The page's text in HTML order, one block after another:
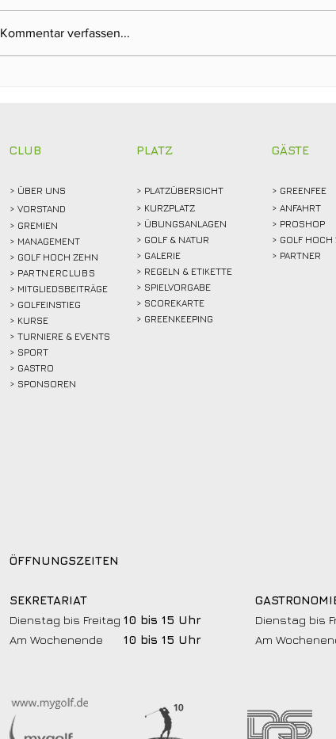
Kommentar verfassen...
CLUB
> ÜBER UNS
> VORSTAND
> GREMIEN
> MANAGEMENT
> GOLF HOCH ZEHN
> PARTNERCLUBS
> MITGLIEDSBEITRÄGE
> GOLFEINSTIEG
> KURSE
> TURNIERE & EVENTS
> SPORT
> GASTRO
> SPONSOREN
PLATZ
> PLATZÜBERSICHT
> KURZPLATZ
> ÜBUNGSANLAGEN
> GOLF & NATUR
> GALERIE
> REGELN & ETIKETTE
> SPIELVORGABE
> SCOREKARTE
> GREENKEEPING
GÄSTE
> GREENFEE
> ANFAHRT
> PROSHOP
> GOLF HOCH
> PARTNER
ÖFFNUNGSZEITEN
SEKRETARIAT
Dienstag bis Freitag 10 bis 15 Uhr
Am Wochenende
10 bis 15 Uhr
Dienstag bis
Am